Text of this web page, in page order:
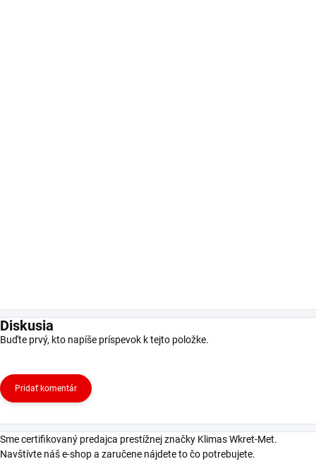
Diskusia
Buďte prvý, kto napíše príspevok k tejto položke.
Pridať komentár
Sme certifikovaný predajca prestížnej značky Klimas Wkret-Met.
Navštívte náš e-shop a zaručene nájdete to čo potrebujete.